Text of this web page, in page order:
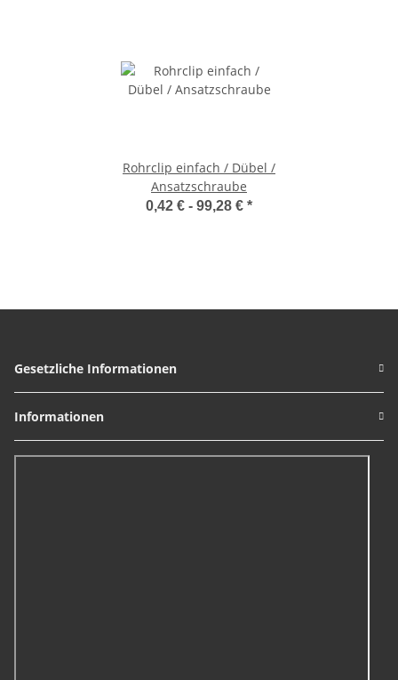
Rohrclip einfach / Dübel /
Ansatzschraube
0,42 € - 99,28 € *
Gesetzliche Informationen
Informationen